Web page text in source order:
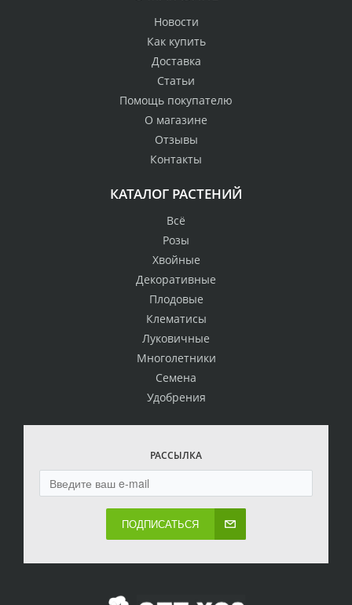
Новости
Как купить
Доставка
Статьи
Помощь покупателю
О магазине
Отзывы
Контакты
КАТАЛОГ РАСТЕНИЙ
Всё
Розы
Хвойные
Декоративные
Плодовые
Клематисы
Луковичные
Многолетники
Семена
Удобрения
РАССЫЛКА
ПОДПИСАТЬСЯ